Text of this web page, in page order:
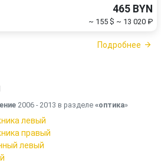
465 BYN
~ 155 $ ~ 13 020 ₽
Подробнее
2006 - 2013 в разделе «оптика»
левый
правый
левый